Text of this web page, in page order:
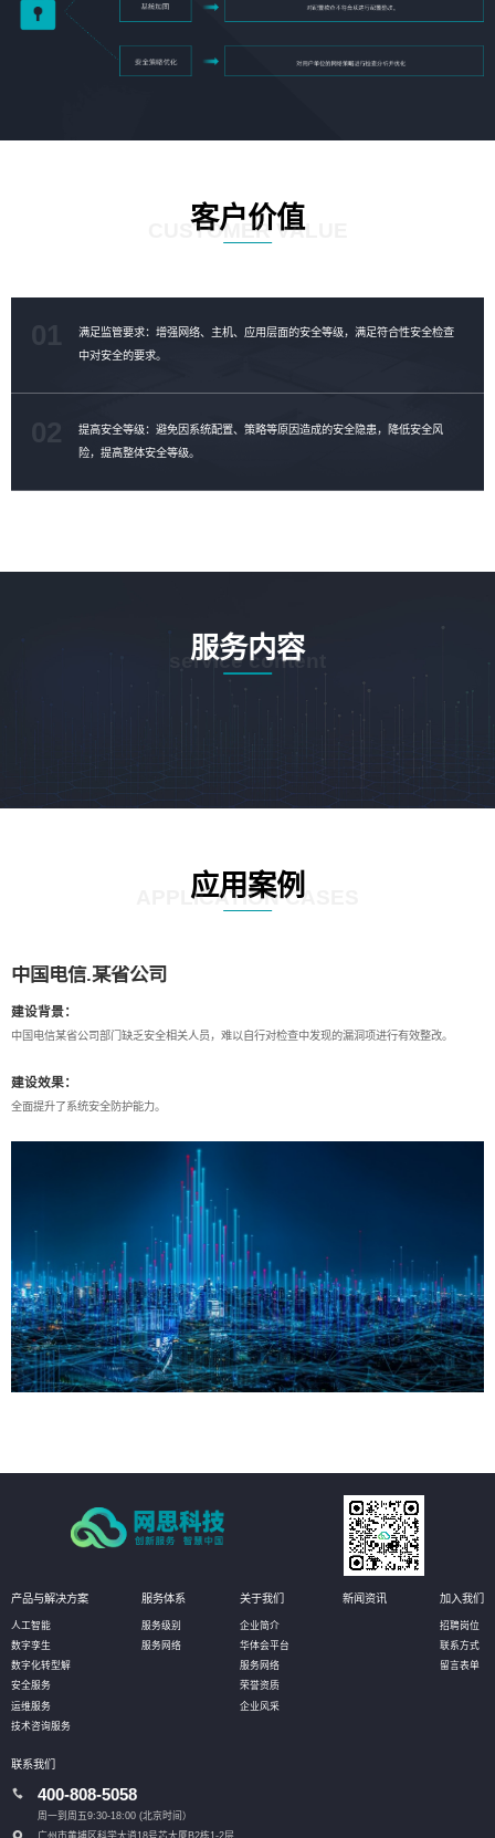
客户价值
CUSTOMER VALUE
满足监管要求：增强网络、主机、应用层面的安全等级，满足符合性安全检查
中对安全的要求。
提高安全等级：避免因系统配置、策略等原因造成的安全隐患，降低安全风
险，提高整体安全等级。
服务内容
service content
应用案例
APPLICATION CASES
中国电信.某省公司
建设背景：
中国电信某省公司部门缺乏安全相关人员，难以自行对检查中发现的漏洞项进行有效整改。
建设效果：
全面提升了系统安全防护能力。
产品与解决方案
人工智能
数字孪生
数字化转型解
安全服务
运维服务
技术咨询服务
服务体系
服务级别
服务网络
关于我们
企业简介
华体会平台
服务网络
荣誉资质
企业风采
新闻资讯 加入我们
招聘岗位
联系方式
留言表单
联系我们
400-808-5058
周一到周五9:30-18:00 (北京时间）